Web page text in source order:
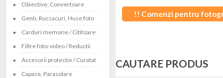
Obiective, Convertoare
Genti, Rucsacuri, Huse foto
Carduri memorie / Cititoare
Filtre foto-video / Reductii
Accesorii protectie / Curatat
Capace, Parasolare
!! Comenzi pentru
CAUTARE PRODUS